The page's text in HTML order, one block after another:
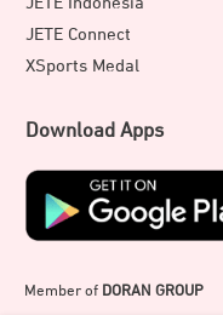
JETE Connect
XSports Medal
Download Apps
Member of DORAN GROUP